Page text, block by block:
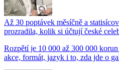
Až 30 poptávek měsíčně a
prozradila, kolik si účtují české
Rozpětí je 10 000 až 300 000
akce, formát, jazyk i to, zda jde o